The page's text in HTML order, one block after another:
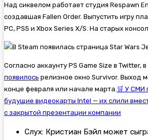
Над сиквелом работает студия Respawn
создавшая Fallen Order. Выпустить игру
PC, PS5 и Xbox Series X/S. На старых
Согласно аккаунту PS Game Size в Twitter,
появилось релизное окно Survivor. Выход
конце февраля или начале марта. 🛒 У СМИ
будущие видеокарты Intel — их слили
с закрытой презентации компании
Слух: Кристиан Бэйл может